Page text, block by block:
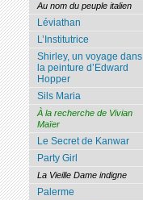
Au nom du peuple italien
Léviathan
L’Institutrice
Shirley, un voyage dans
la peinture d’Edward
Hopper
Sils Maria
À la recherche de Vivian
Maïer
Le Secret de Kanwar
Party Girl
La Vieille Dame indigne
Palerme